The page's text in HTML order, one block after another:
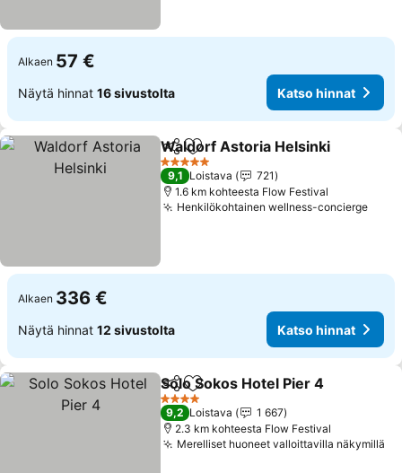
Alkaen 57 €
Näytä hinnat 16 sivustolta Katso hinnat
Jaa Lisää suosikkeihin
Waldorf Astoria Helsinki
5 Tähtiluokitus
9,1 Loistava
721
1.6 km kohteesta Flow Festival
Henkilökohtainen wellness-concierge
Alkaen 336 €
Näytä hinnat 12 sivustolta Katso hinnat
Jaa Lisää suosikkeihin
Solo Sokos Hotel Pier 4
4 Tähtiluokitus
9,2 Loistava
1 667
2.3 km kohteesta Flow Festival
Merelliset huoneet valloittavilla näkymillä